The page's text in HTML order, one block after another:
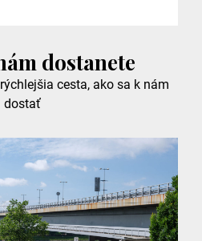
dostanete
cesta, ako sa k nám
dostať